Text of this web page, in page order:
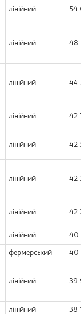
лінійний 54
лінійний 48
лінійний 44
лінійний 42
лінійний 42
лінійний 42
лінійний 42
лінійний 40
фермерський 40
лінійний 39
лінійний 38